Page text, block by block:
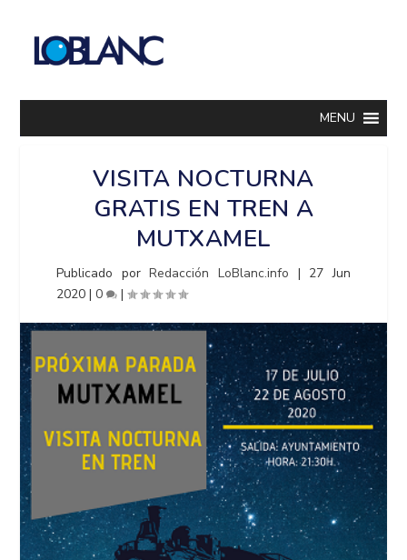
MENU
VISITA NOCTURNA
GRATIS EN TREN A
MUTXAMEL
Publicado porRedacción LoBlanc.info | 27 Jun
2020 |0 |